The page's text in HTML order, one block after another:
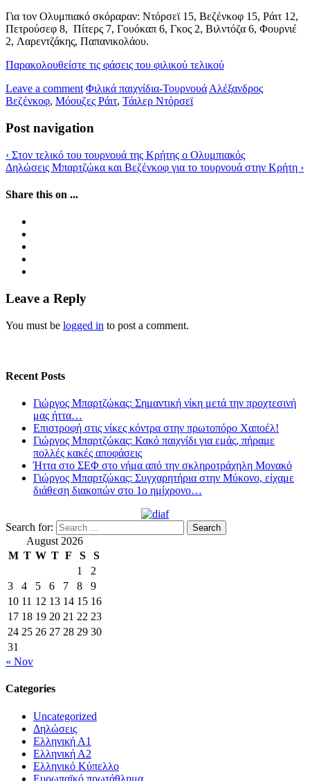
Για τον Ολυμπιακό σκόραραν: Ντόρσεϊ 15, Βεζένκοφ 15, Ράιτ 12,
Πετρούσεφ 8, Πίτερς 7, Γουόκαπ 6, Γκος 2, Βιλντόζα 6, Φουρνιέ
2, Λαρεντζάκης, Παπανικολάου.
Παρακολουθείστε τις φάσεις του φιλικού τελικού
Leave a comment Φιλικά παιχνίδια-Τουρνουά Αλέξανδρος
Βεζένκοφ, Μόουζες Ράιτ, Τάιλερ Ντόρσεϊ
Post navigation
‹ Στον τελικό του τουρνουά της Κρήτης ο Ολυμπιακός
Δηλώσεις Μπαρτζώκα και Βεζένκοφ για το τουρνουά στην Κρήτη ›
Share this on ...
Leave a Reply
You must be logged in to post a comment.
Recent Posts
Γιώργος Μπαρτζώκας: Σημαντική νίκη μετά την προχτεσινή
μας ήττα…
Επιστροφή στις νίκες κόντρα στην πρωτοπόρο Χαποέλ!
Γιώργος Μπαρτζώκας: Κακό παιχνίδι για εμάς, πήραμε
πολλές κακές αποφάσεις
Ήττα στο ΣΕΦ στο νήμα από την σκληροτράχηλη Μονακό
Γιώργος Μπαρτζώκας: Συγχαρητήρια στην Μύκονο, είχαμε
διάθεση διακοπών στο 1ο ημίχρονο…
Search for:
August 2026
M T W T F S
S
1
2
3
4 5 6 7 8
9
10 11 12 13 14 15 16
17 18 19 20 21 22 23
24 25 26 27 28 29 30
31
« Nov
Categories
Uncategorized
Δηλώσεις
Ελληνική Α1
Ελληνική Α2
Ελληνικό Κύπελλο
Ευρωπαϊκό πρωτάθλημα